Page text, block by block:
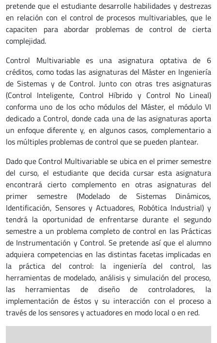
pretende que el estudiante desarrolle habilidades y destrezas
en relación con el control de procesos multivariables, que le
capaciten para abordar problemas de control de cierta
complejidad.
Control Multivariable es una asignatura optativa de 6
créditos, como todas las asignaturas del Máster en Ingeniería
de Sistemas y de Control. Junto con otras tres asignaturas
(Control Inteligente, Control Híbrido y Control No Lineal)
conforma uno de los ocho módulos del Máster, el módulo VI
dedicado a Control, donde cada una de las asignaturas aporta
un enfoque diferente y, en algunos casos, complementario a
los múltiples problemas de control que se pueden plantear.
Dado que Control Multivariable se ubica en el primer semestre
del curso, el estudiante que decida cursar esta asignatura
encontrará cierto complemento en otras asignaturas del
primer semestre (Modelado de Sistemas Dinámicos,
Identificación, Sensores y Actuadores, Robótica Industrial) y
tendrá la oportunidad de enfrentarse durante el segundo
semestre a un problema completo de control en las Prácticas
de Instrumentación y Control. Se pretende así que el alumno
adquiera competencias en las distintas facetas implicadas en
la práctica del control: la ingeniería del control, las
herramientas de modelado, análisis y simulación del proceso,
las herramientas de diseño de controladores, la
implementación de éstos y su interacción con el proceso a
través de los sensores y actuadores en modo local o en red.